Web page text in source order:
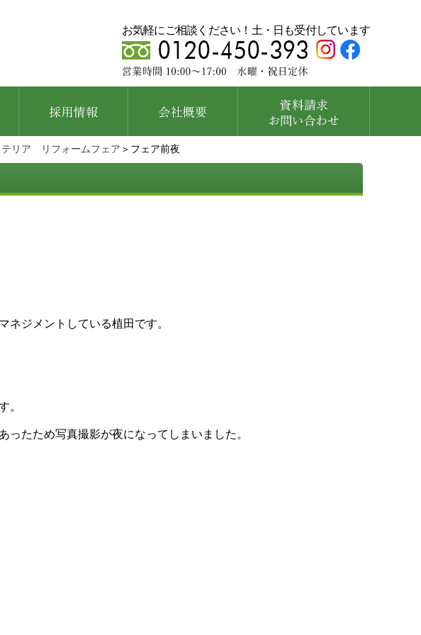
お気軽にご相談ください！土・日も受付しています
テリア リフォームフェア ＞フェア前夜
ネジメントしている植田です。
。
たため写真撮影が夜になってしまいました。